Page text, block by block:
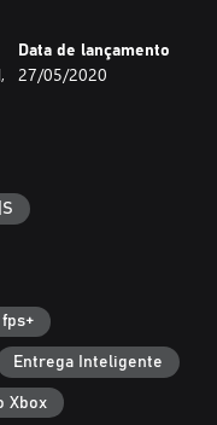
Data de lançamento
27/05/2020
fps+
Entrega Inteligente
Xbox